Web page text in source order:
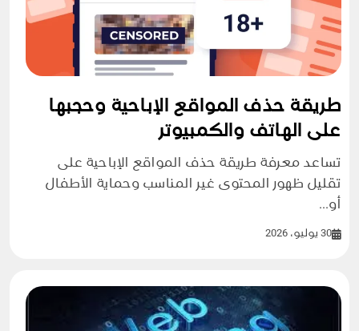
طريقة حذف المواقع الإباحية وحجبها
على الهاتف والكمبيوتر
تساعد معرفة طريقة حذف المواقع الإباحية على
تقليل ظهور المحتوى غير المناسب وحماية الأطفال
أو...
30 يوليو، 2026